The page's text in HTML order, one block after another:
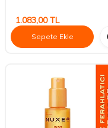
1.083,00TL
Sepete Ekle